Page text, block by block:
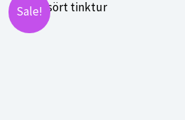
Sale!